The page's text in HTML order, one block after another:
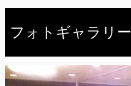
フォトギャラリー